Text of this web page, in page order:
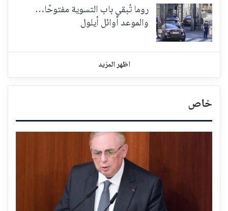
روما تُبقي باب التسوية مفتوحًا…
والموعد أوائل أيلول
اظهر المزيد
خاص